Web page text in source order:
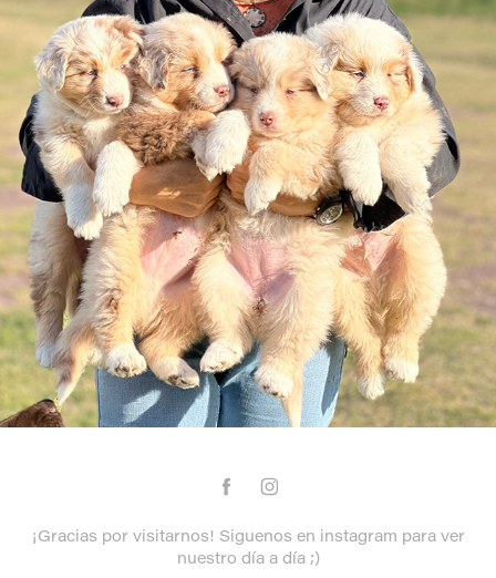
ASIA & BYRON
2022
¡Gracias por visitarnos! Siguenos en instagram para ver
nuestro día a día ;)